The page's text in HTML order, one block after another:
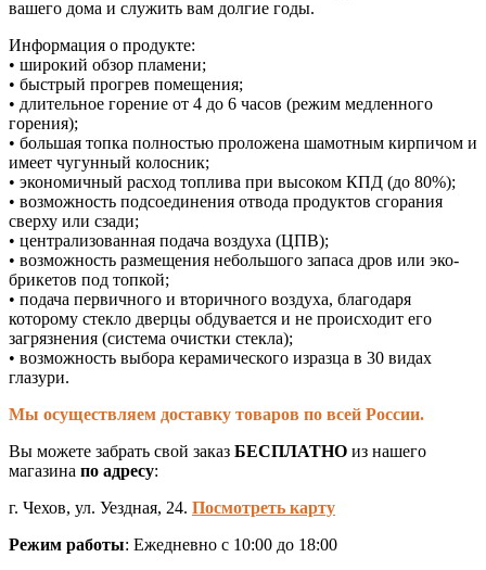
вашего дома и служить вам долгие годы.
Информация о продукте:
• широкий обзор пламени;
• быстрый прогрев помещения;
• длительное горение от 4 до 6 часов (режим медленного
горения);
• большая топка полностью проложена шамотным кирпичом и
имеет чугунный колосник;
• экономичный расход топлива при высоком КПД (до 80%);
• возможность подсоединения отвода продуктов сгорания
сверху или сзади;
• централизованная подача воздуха (ЦПВ);
• возможность размещения небольшого запаса дров или эко-
брикетов под топкой;
• подача первичного и вторичного воздуха, благодаря
которому стекло дверцы обдувается и не происходит его
загрязнения (система очистки стекла);
• возможность выбора керамического изразца в 30 видах
глазури.
Мы осуществляем доставку товаров по всей России.
Вы можете забрать свой заказ БЕСПЛАТНО из нашего
магазина по адресу:
г. Чехов, ул. Уездная, 24. Посмотреть карту
Режим работы: Ежедневно с 10:00 до 18:00